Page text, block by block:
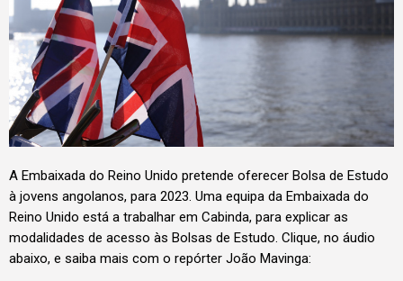
A Embaixada do Reino Unido pretende oferecer Bolsa de Estudo
à jovens angolanos, para 2023. Uma equipa da Embaixada do
Reino Unido está a trabalhar em Cabinda, para explicar as
modalidades de acesso às Bolsas de Estudo. Clique, no áudio
abaixo, e saiba mais com o repórter João Mavinga: